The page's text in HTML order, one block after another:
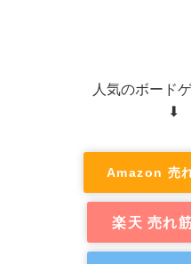
人気のボード
⬇
Amazon 売
楽天 売れ